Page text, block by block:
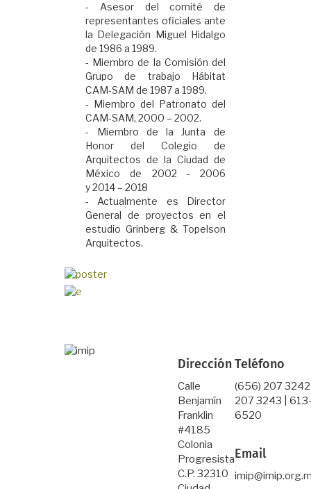
- Asesor del comité de
representantes oficiales ante
la Delegación Miguel Hidalgo
de 1986 a 1989.
- Miembro de la Comisión del
Grupo de trabajo Hábitat
CAM-SAM de 1987 a 1989.
- Miembro del Patronato del
CAM-SAM, 2000 – 2002.
-
Miembro de la Junta de
Honor del Colegio de
Arquitectos de la Ciudad de
México de 2002 - 2006
y 2014 – 2018
- Actualmente es Director
General de proyectos en el
estudio Grinberg & Topelson
Arquitectos.
Dirección
Calle
Benjamín
Franklin
#4185
Colonia
Progresista
C.P. 32310
Teléfono
(656) 207
207 3243 |
6520
Email